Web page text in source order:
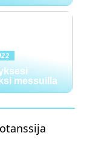
messuilla